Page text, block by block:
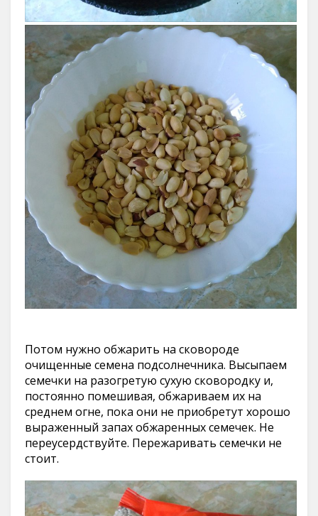
Потом нужно обжарить на сковороде
очищенные семена подсолнечника. Высыпаем
семечки на разогретую сухую сковородку и,
постоянно помешивая, обжариваем их на
среднем огне, пока они не приобретут хорошо
выраженный запах обжаренных семечек. Не
переусердствуйте. Пережаривать семечки не
стоит.